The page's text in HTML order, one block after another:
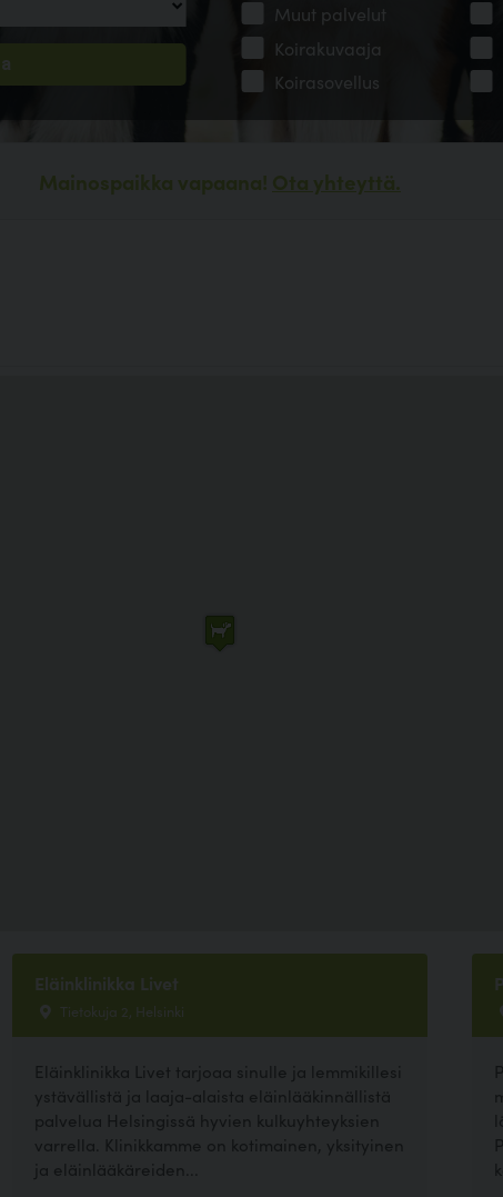
Muut palvelut
Koirakuvaaja
Koirasovellus
Mainospaikka vapaana! Ota yhteyttä.
Eläinklinikka Livet
Tietokuja 2, Helsinki
Eläinklinikka Livet tarjoaa sinulle ja lemmikillesi
ystävällistä ja laaja-alaista eläinlääkinnällistä
palvelua Helsingissä hyvien kulkuyhteyksien
varrella. Klinikkamme on kotimainen, yksityinen
ja eläinlääkäreiden...